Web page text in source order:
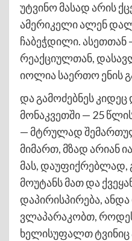
უტვინო მასად არის
ამერიკელი ალენ
ჩაბეჭდილი.
რეაქციულთან,
იოლია საერთო ენის
და გამოძებნეს
მონაკვეთში — 25
— მტრულად
მიმართ, მზად არიან
მას, დაუფიქრებლად,
მოუტანს მათ და
დაპირისპირება,
ვლაპარაკობთ,
ხელისუფალთ ტვინიც